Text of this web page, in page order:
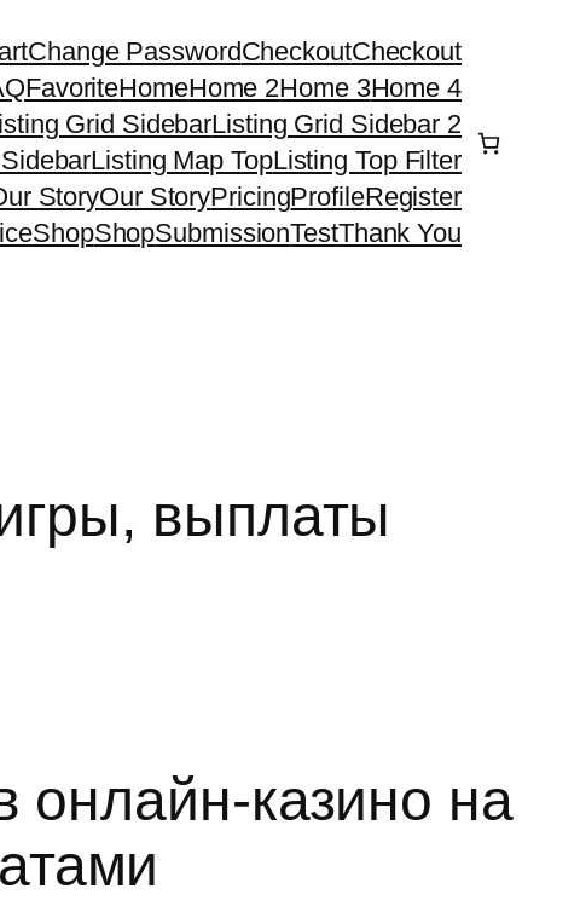
Change PasswordCheckoutCheckout
FavoriteHomeHome 2Home 3Home 4
Grid SidebarListing Grid Sidebar 2
Listing Map TopListing Top Filter
StoryOur StoryPricingProfileRegister
ShopShopSubmissionTestThank You
выплаты
онлайн-казино на